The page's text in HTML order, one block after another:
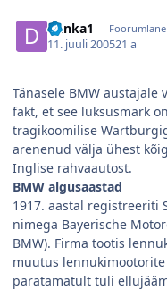
Denka1 Foorumlane
11. juuli 200521 a
Tänasele BMW austajale
fakt, et see luksusmark
tragikoomilise
arenenud välja ühest
Inglise rahvaautost.
BMW algusaastad
1917. aastal registreeriti
nimega Bayerische
BMW). Firma tootis
muutus
paratamatult tuli